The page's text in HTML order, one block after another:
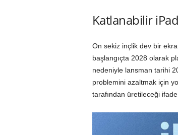
Katlanabilir
On sekiz inçlik dev bir
başlangıçta 2028 olarak
nedeniyle lansman tarihi
problemini azaltmak için
tarafından üretileceği